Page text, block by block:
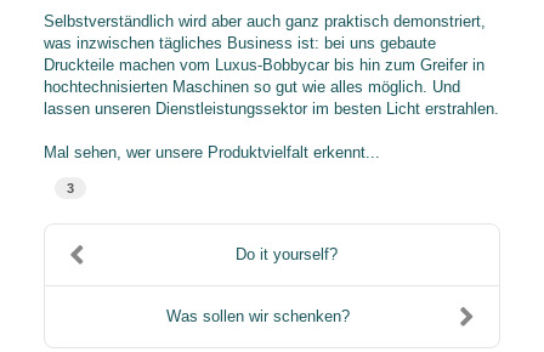
Selbstverständlich wird aber auch ganz praktisch demonstriert,
was inzwischen tägliches Business ist: bei uns gebaute
Druckteile ​ machenvom Luxus-Bobbycar bis hin zum Greifer in
hochtechnisierten Maschinen so gut wie alles möglich. Und
lassen unseren Dienstleistungssektor im besten Licht erstrahlen.
Mal sehen, wer unsere Produktvielfalt erkennt...
3
Do it yourself?
Was sollen wir schenken?